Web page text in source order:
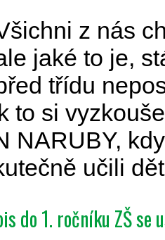
z nás
jaké to je,
třídu
to si
NARUBY,
učili
do 1. ročníku ZŠ